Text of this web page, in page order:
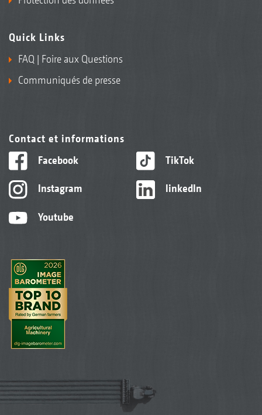
Quick Links
FAQ | Foire aux Questions
Communiqués de presse
Contact et informations
Facebook
Instagram
Youtube
TikTok
linkedIn